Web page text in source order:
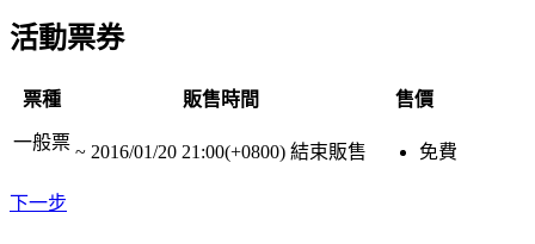
活動票券
票種 販售時間 售價
一般票 ~ 2016/01/20 21:00(+0800) 結束販售 免費
下一步